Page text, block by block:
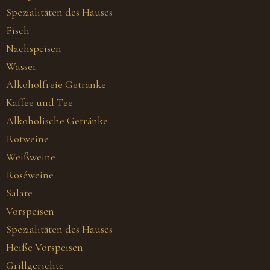
Spezialitäten des Hauses
Fisch
Nachspeisen
Wasser
Alkoholfreie Getränke
Kaffee und Tee
Alkoholische Getränke
Rotweine
Weißweine
Roséweine
Salate
Vorspeisen
Spezialitäten des Hauses
Heiße Vorspeisen
Grillgerichte